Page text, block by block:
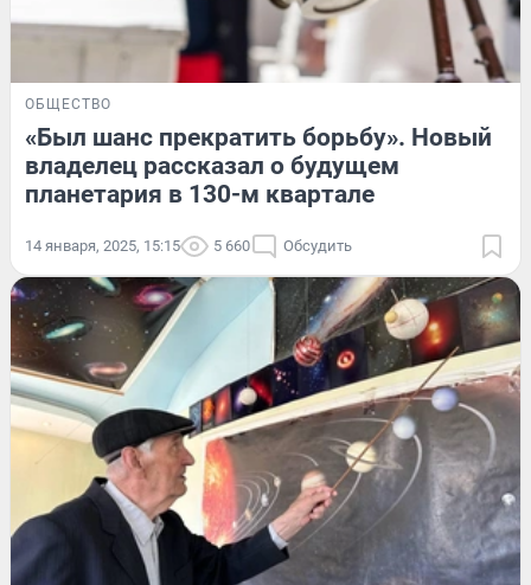
ОБЩЕСТВО
«Был шанс прекратить борьбу». Новый
владелец рассказал о будущем
планетария в 130-м квартале
14 января, 2025, 15:15 5 660 Обсудить